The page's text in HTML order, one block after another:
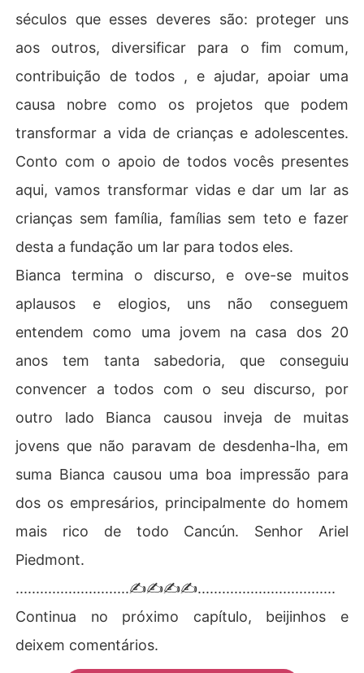
séculos que esses deveres são: proteger uns
aos outros, diversificar para o fim comum,
contribuição de todos , e ajudar, apoiar uma
causa nobre como os projetos que podem
transformar a vida de crianças e adolescentes.
Conto com o apoio de todos vocês presentes
aqui, vamos transformar vidas e dar um lar as
crianças sem família, famílias sem teto e fazer
desta a fundação um lar para todos eles.
Bianca termina o discurso, e ove-se muitos
aplausos e elogios, uns não conseguem
entendem como uma jovem na casa dos 20
anos tem tanta sabedoria, que conseguiu
convencer a todos com o seu discurso, por
outro lado Bianca causou inveja de muitas
jovens que não paravam de desdenha-lha, em
suma Bianca causou uma boa impressão para
dos os empresários, principalmente do homem
mais rico de todo Cancún. Senhor Ariel
Piedmont.
............................✍️✍️✍️✍️..................................
Continua no próximo capítulo, beijinhos e
deixem comentários.